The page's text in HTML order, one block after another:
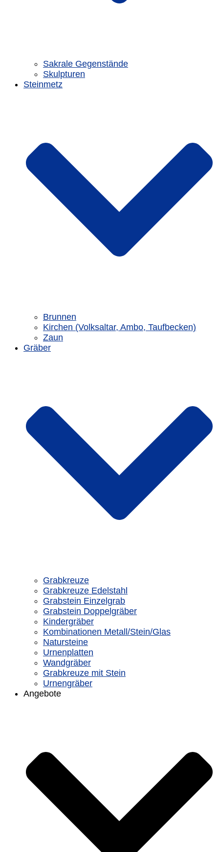
Sakrale Gegenstände
Skulpturen
Steinmetz
Brunnen
Kirchen (Volksaltar, Ambo, Taufbecken)
Zaun
Gräber
Grabkreuze
Grabkreuze Edelstahl
Grabstein Einzelgrab
Grabstein Doppelgräber
Kindergräber
Kombinationen Metall/Stein/Glas
Natursteine
Urnenplatten
Wandgräber
Grabkreuze mit Stein
Urnengräber
Angebote